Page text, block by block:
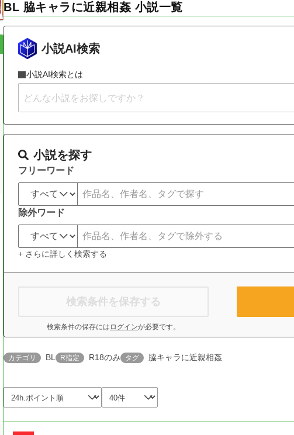
BL 脇キャラに近親相姦 小説一覧
小説AI検索
小説AI検索とは
小説を探す
フリーワード
除外ワード
+ さらに詳しく検索する
検索条件を保存する
検索条件の保存には ログインが必要です。
カテゴリ BL R指定 R18のみ タグ 脇キャラに近親相姦